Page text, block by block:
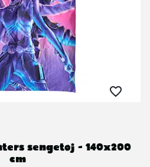
sengetøj - 140x200
cm